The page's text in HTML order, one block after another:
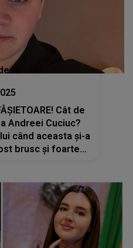
Cât de
Andreei Cuciuc?
când aceasta și-a
brusc și foarte